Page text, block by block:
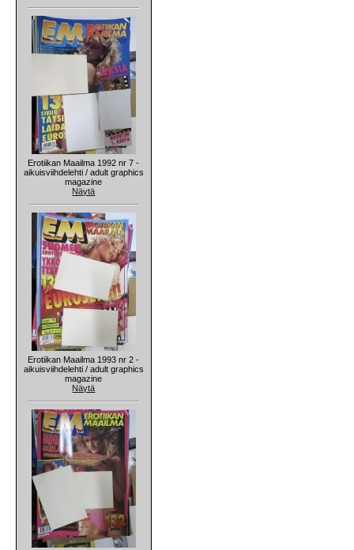
Erotiikan Maailma 1992 nr 7 -
aikuisviihdelehti / adult graphics
magazine
Näytä
Erotiikan Maailma 1993 nr 2 -
aikuisviihdelehti / adult graphics
magazine
Näytä